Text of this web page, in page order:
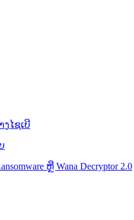
ໄຊເບີ
ຫຼື Wana Decryptor 2.0